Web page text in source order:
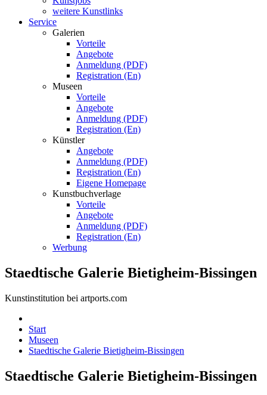
weitere Kunstlinks
Service
Galerien
Vorteile
Angebote
Anmeldung (PDF)
Registration (En)
Museen
Vorteile
Angebote
Anmeldung (PDF)
Registration (En)
Künstler
Angebote
Anmeldung (PDF)
Registration (En)
Eigene Homepage
Kunstbuchverlage
Vorteile
Angebote
Anmeldung (PDF)
Registration (En)
Werbung
Staedtische Galerie Bietigheim-Bissingen
Kunstinstitution bei artports.com
Start
Museen
Staedtische Galerie Bietigheim-Bissingen
Staedtische Galerie Bietigheim-Bissingen